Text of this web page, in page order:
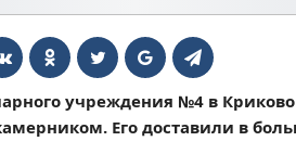
учреждения №4 в
Его доставили в